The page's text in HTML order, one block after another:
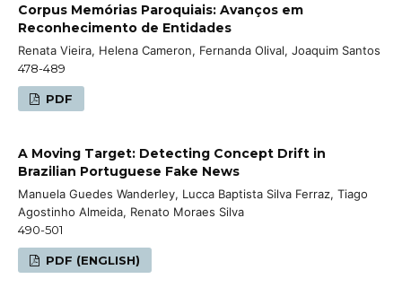
Corpus Memórias Paroquiais: Avanços em
Reconhecimento de Entidades
Renata Vieira, Helena Cameron, Fernanda Olival, Joaquim Santos
478-489
PDF
A Moving Target: Detecting Concept Drift in
Brazilian Portuguese Fake News
Manuela Guedes Wanderley, Lucca Baptista Silva Ferraz, Tiago
Agostinho Almeida, Renato Moraes Silva
490-501
PDF (ENGLISH)